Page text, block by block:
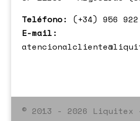
Teléfono:
(+34) 956
E-mail:
© 2013 - 2026 Liquitex